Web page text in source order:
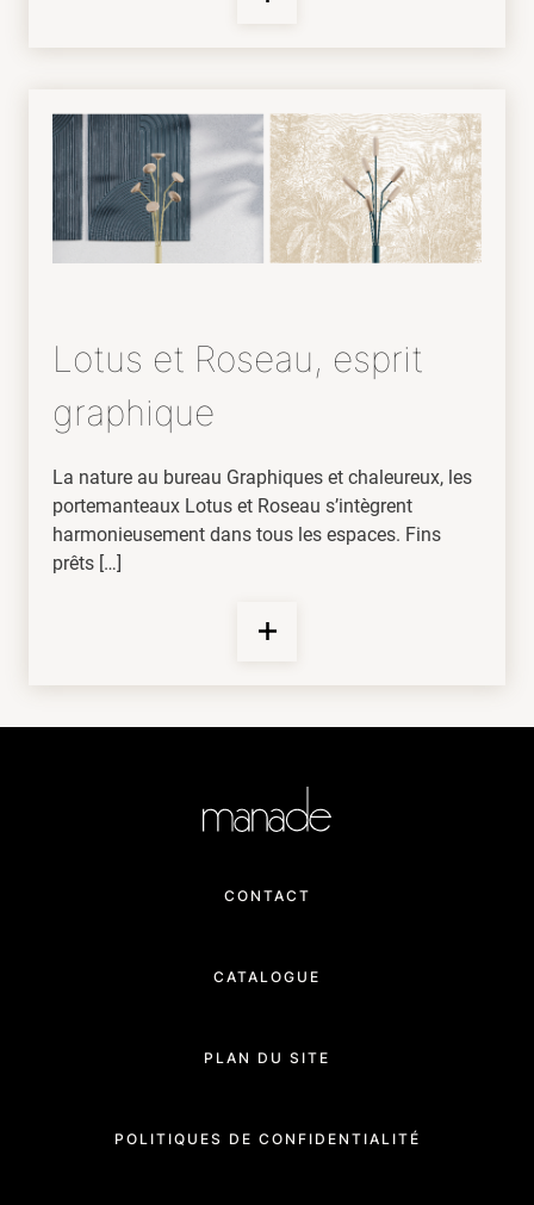
Lotus et Roseau, esprit
graphique
La nature au bureau Graphiques et chaleureux, les
portemanteaux Lotus et Roseau s’intègrent
harmonieusement dans tous les espaces. Fins
prêts […]
CONTACT
CATALOGUE
PLAN DU SITE
POLITIQUES DE CONFIDENTIALITÉ